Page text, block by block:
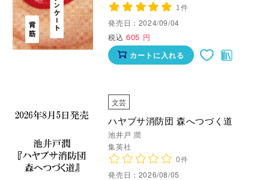
1件
発売日：2024/09/04
税込 605 円
カートに入れる
文芸
ハヤブサ消防団 森へつづく道
池井戸 潤
集英社
0件
発売日：2026/08/05